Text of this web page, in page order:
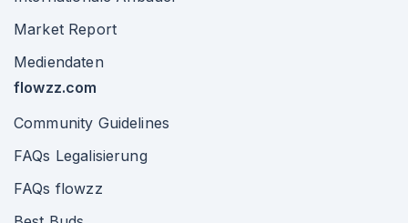
Market Report
Mediendaten
flowzz.com
Community Guidelines
FAQs Legalisierung
FAQs flowzz